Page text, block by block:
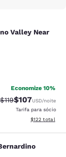
Valley Near
avaliações
Economize 10%
Tarifa anterior
$119Tarifa com
$107USD/noite
Tarifa para sócio
Exibir
$122 total